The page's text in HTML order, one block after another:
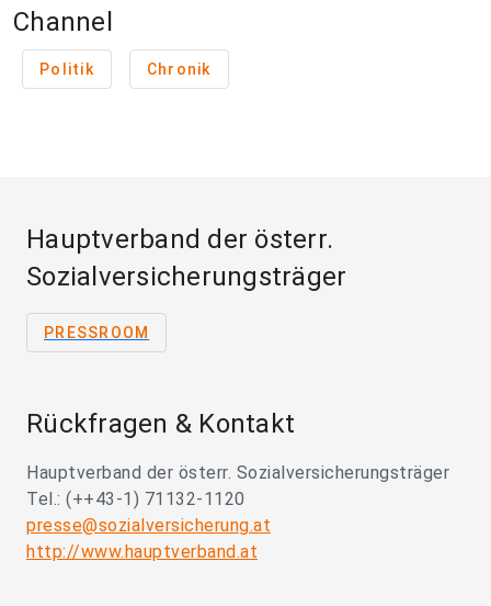
Channel
Politik Chronik
Hauptverband der österr.
Sozialversicherungsträger
PRESSROOM
Rückfragen & Kontakt
Hauptverband der österr. Sozialversicherungsträger
Tel.: (++43-1) 71132-1120
presse@sozialversicherung.at
http://www.hauptverband.at